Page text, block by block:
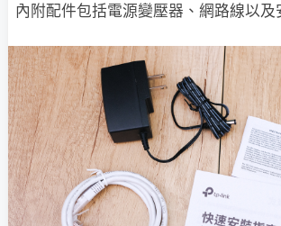
內附配件包括電源變壓器、網路線以及